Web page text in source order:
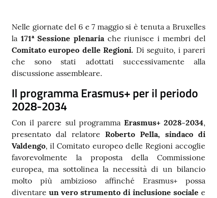
Seguici
su
Nelle giornate del 6 e 7 maggio si è tenuta a Bruxelles
la 171ª Sessione plenariache riunisce i membri del
Comitato europeo delle Regioni. Di seguito, i pareri
che sono stati adottati successivamente alla
discussione assembleare.
Il programma Erasmus+ per il periodo
2028-2034
Con il parere sul programma Erasmus+ 2028-2034,
presentato dal relatore Roberto Pella, sindaco di
Valdengo, il Comitato europeo delle Regioni accoglie
favorevolmente la proposta della Commissione
europea, ma sottolinea la necessità di un bilancio
molto più ambizioso affinché Erasmus+ possa
diventare un vero strumento di inclusione sociale e